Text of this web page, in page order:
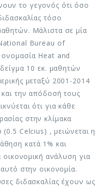
το γεγονός ότι όσο
τόσο
Μάλιστα σε μία
Bureau of
Heat and
10 εκ. μαθητών
μεταξύ 2001-2014
και την απόδοσή τους
ότι για κάθε
στην κλίμακα
Celcius) , μειώνεται η
κατά 1% και
οικονομική ανάλυση για
στην οικονομία.
διδασκαλίας έχουν ως